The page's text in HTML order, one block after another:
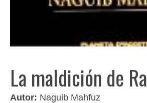
La maldición de Ra
Autor: Naguib Mahfuz